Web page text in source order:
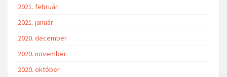
2021. február
2021. január
2020. december
2020. november
2020. október